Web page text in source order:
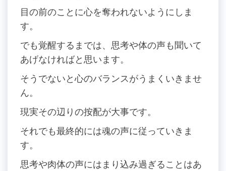
目の前のことに心を奪われないようにしま
す。
でも覚醒するまでは、思考や体の声も聞いて
あげなければと思います。
そうでないと心のバランスがうまくいきませ
ん。
現実その辺りの按配が大事です。
それでも最終的には魂の声に従っていきま
す。
思考や肉体の声にはまり込み過ぎることはあ